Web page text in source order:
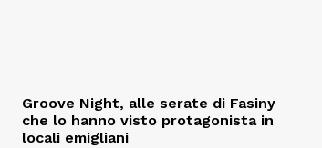
Groove Night, alle serate di Fasiny
che lo hanno visto protagonista in
locali emigliani